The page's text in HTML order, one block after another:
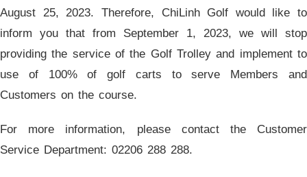
August 25, 2023. Therefore, ChiLinh Golf would like to
inform you that from September 1, 2023, we will stop
providing the service of the Golf Trolley and implement to
use of 100% of golf carts to serve Members and
Customers on the course.
For more information, please contact the Customer
Service Department: 02206 288 288.